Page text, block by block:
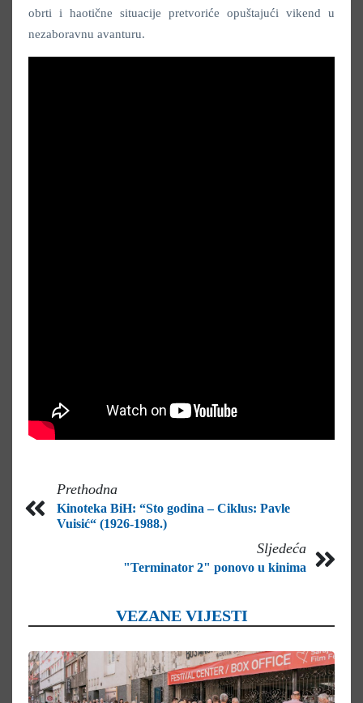
obrti i haotične situacije pretvoriće opuštajući vikend u
nezaboravnu avanturu.
Prethodna
Kinoteka BiH: “Sto godina – Ciklus: Pavle
Vuisić“ (1926-1988.)
Sljedeća
"Terminator 2" ponovo u kinima
VEZANE VIJESTI